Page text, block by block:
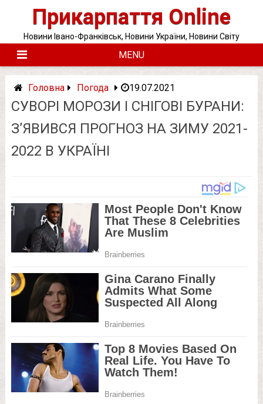
Прикарпаття Online
Новини Івано-Франківськ, Новини України, Новини Світу
MENU
Головна Погода 19.07.2021
СУВОРІ МОРОЗИ І СНІГОВІ БУРАНИ:
З’ЯВИВСЯ ПРОГНОЗ НА ЗИМУ 2021-
2022 В УКРАЇНІ